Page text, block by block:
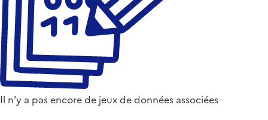
Il n'y a pas encore de jeux de données associées